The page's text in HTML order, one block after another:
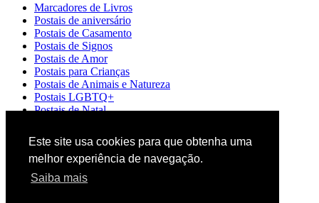
Este site usa cookies para que obtenha uma
melhor experiência de navegação.
Saiba mais
Marcadores de Livros
Postais de aniversário
Postais de Casamento
Postais de Signos
Postais de Amor
Postais para Crianças
Postais de Animais e Natureza
Postais LGBTQ+
Postais de Natal
Carrinho de compras
Fechar
Iniciar sessão
Fechar